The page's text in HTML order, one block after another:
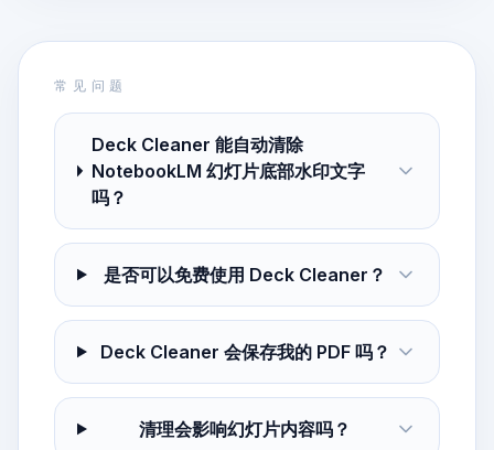
常见问题
Deck Cleaner 能自动清除
NotebookLM 幻灯片底部水印文字
吗？
是否可以免费使用 Deck Cleaner？
Deck Cleaner 会保存我的 PDF 吗？
清理会影响幻灯片内容吗？